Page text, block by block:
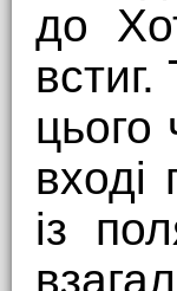
до
цього
із